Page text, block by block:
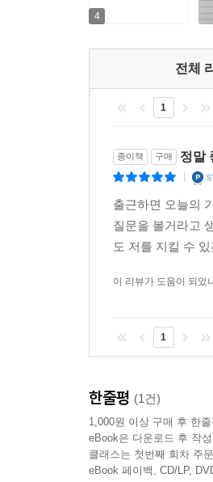
4
전체
1
종이책 구매 정말
출근하면 오늘의
질문을 볼거라고
도 저를 지킬 수
이 리뷰가 도움이 되었
1
한줄평 (1건)
1,000원 이상 구매 후 한
eBook은 다운로드 후 작
클래스는 첫번째 회차 주
eBook 페이백, CD/LP,